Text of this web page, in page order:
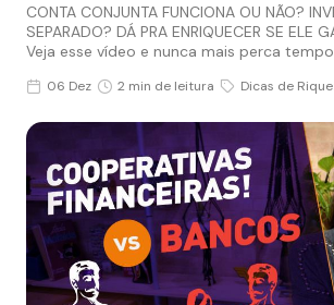
CONTA CONJUNTA FUNCIONA OU NÃO?
SEPARADO? DÁ PRA ENRIQUECER SE ELE
Veja esse vídeo e nunca mais perca
06 Dez 2 min de leitura Dicas de